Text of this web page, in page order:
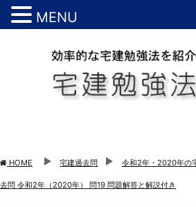
HOME 宅建過去問 令和2年・2020年の
去問 令和2年（2020年） 問19 問題解答と解説付き
MENU